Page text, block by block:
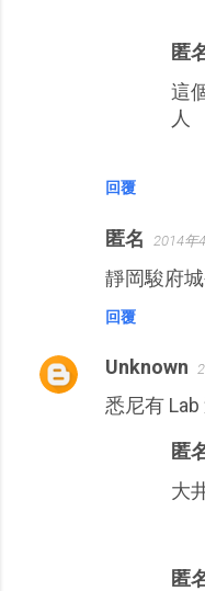
回覆
匿
這
人
匿名 2014年
靜岡駿府
回覆
Unknown
悉尼有 Lab
匿
大
匿